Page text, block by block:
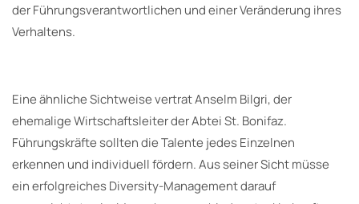
der Führungsverantwortlichen und einer Veränderung ihres
Verhaltens.
Eine ähnliche Sichtweise vertrat Anselm Bilgri, der
ehemalige Wirtschaftsleiter der Abtei St. Bonifaz.
Führungskräfte sollten die Talente jedes Einzelnen
erkennen und individuell fördern. Aus seiner Sicht müsse
ein erfolgreiches Diversity-Management darauf